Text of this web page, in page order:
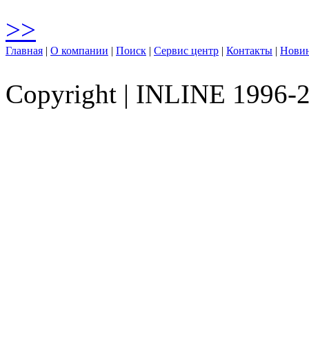
>>
Главная | О компании | Поиск | Сервис центр | Контакты |
Copyright | INLINE 1996-